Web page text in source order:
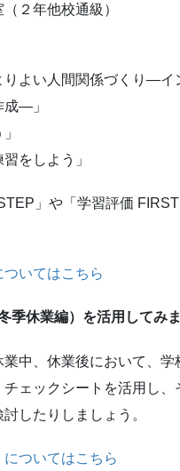
２年他校通級）
りよい人間関係づくり―
成―」
をしよう」
」や「学習評価
いてはこちら
季休業編）を活用してみ
中、休業後において、学
ェックシートを活用し
したりしましょう。
ついてはこちら